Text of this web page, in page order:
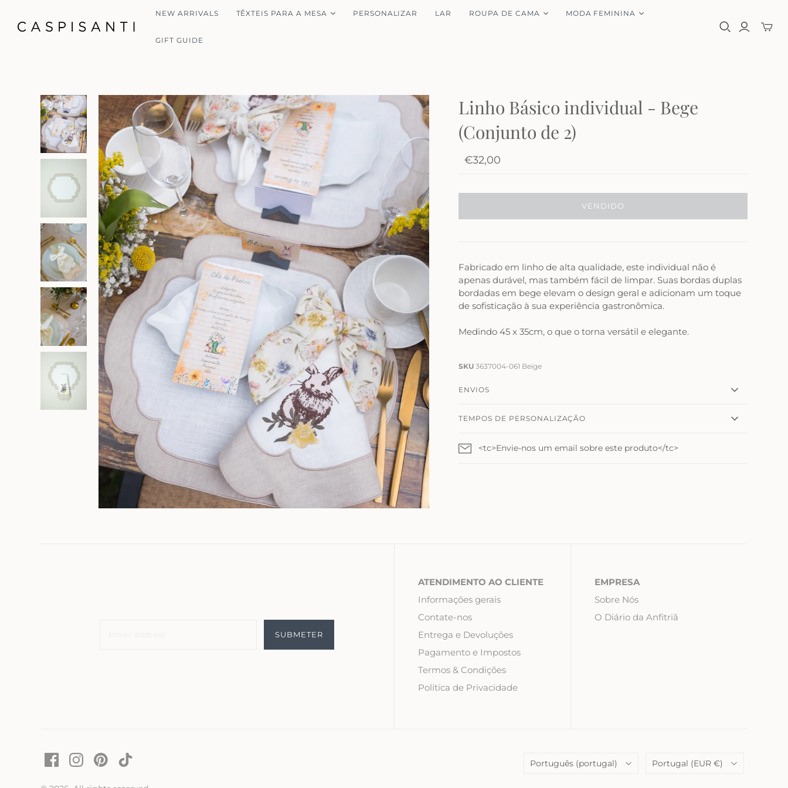
NEW ARRIVALS TÊXTEIS PARA A MESA PERSONALIZAR LAR ROUPA DE CAMA MODA FEMININA
GIFT GUIDE
Linho Básico individual - Bege
(Conjunto de 2)
€32,00
VENDIDO
Fabricado em linho de alta qualidade, este individual não é
apenas durável, mas também fácil de limpar. Suas bordas duplas
bordadas em bege elevam o design geral e adicionam um toque
de sofisticação à sua experiência gastronômica.
Medindo 45 x 35cm, o que o torna versátil e elegante.
SKU3637004-061 Beige
ENVIOS
TEMPOS DE PERSONALIZAÇÃO
<tc>Envie-nos um email sobre este produto</tc>
ATENDIMENTO AO CLIENTE
Informações gerais
Contate-nos
Entrega e Devoluções
Pagamento e Impostos
Termos & Condições
Política de Privacidade
EMPRESA
Sobre Nós
O Diário da Anfitriã
Language
Português (portugal) País
Portugal (EUR €)